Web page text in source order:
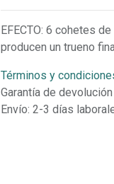
EFECTO: 6 cohetes
producen un trueno
Términos y
Garantía de
Envío: 2-3 días